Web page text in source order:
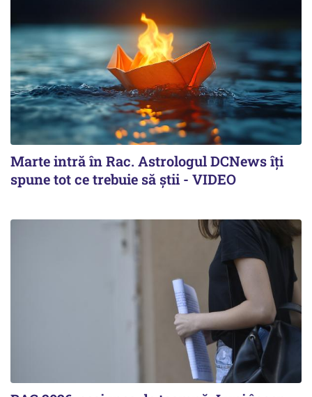
Marte intră în Rac. Astrologul DCNews îți
spune tot ce trebuie să știi - VIDEO